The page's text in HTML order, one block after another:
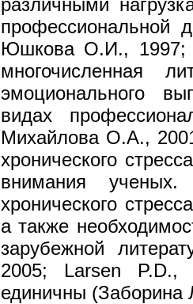
различными
профессиональной
Юшкова О.И., 1997;
многочисленная
эмоционального
видах
Михайлова О.А.,
хронического
внимания ученых.
хронического
а также
зарубежной
2005; Larsen P.D.,
единичны (Заборина